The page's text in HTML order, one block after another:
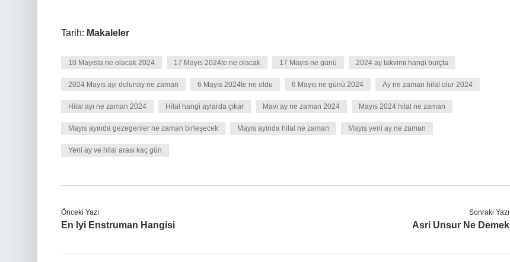
Tarih: Makaleler
10 Mayısta ne olacak 2024 17 Mayıs 2024te ne olacak 17 Mayıs ne günü 2024 ay takvimi hangi burçta
2024 Mayıs ayi dolunay ne zaman 6 Mayıs 2024te ne oldu 6 Mayıs ne günü 2024 Ay ne zaman hilal olur 2024
Hilal ayı ne zaman 2024 Hilal hangi aylarda çıkar Mavi ay ne zaman 2024 Mayıs 2024 hilal ne zaman
Mayıs ayında gezegenler ne zaman birleşecek Mayıs ayında hilal ne zaman Mayıs yeni ay ne zaman
Yeni ay ve hilal arası kaç gün
Önceki Yazı
En Iyi Enstruman Hangisi
Sonraki Yazı
Asri Unsur Ne Demek